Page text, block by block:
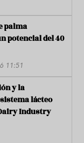
palma
potencial del 40
11:51
y la
lácteo
Industry